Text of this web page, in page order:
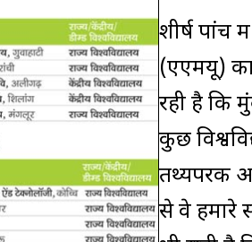
शीर्ष पांच
(एएमयू)
रही है
कुछ
तथ्यपरक
से वे हमारे